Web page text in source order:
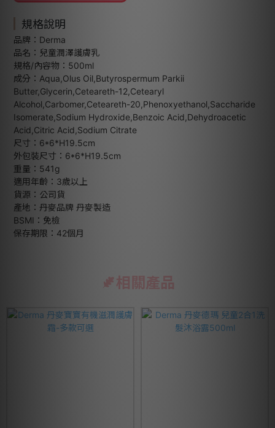
規格說明
品牌：Derma
品名：兒童潤澤護膚乳
規格/內容物：500ml
成分：Aqua,Olus Oil,Butyrospermum Parkii
Butter,Glycerin,Ceteareth-12,Cetearyl
Alcohol,Carbomer,Ceteareth-20,Phenoxyethanol,Saccharide
Isomerate,Sodium Hydroxide,Benzoic Acid,Dehydroacetic
Acid,Citric Acid,Sodium Citrate
尺寸：6*6*H19.5cm
外包裝尺寸：6*6*H19.5cm
重量：541g
適用年齡：3歲以上
貨源：公司貨
產地：丹麥品牌 丹麥製造
BSMI：免檢
保存期限：42個月
相關產品